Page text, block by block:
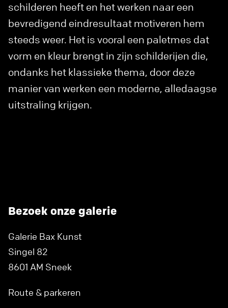
schilderen heeft en het werken naar een
bevredigend eindresultaat motiveren hem
steeds weer. Het is vooral een paletmes dat
vorm en kleur brengt in zijn schilderijen die,
ondanks het klassieke thema, door deze
manier van werken een moderne, alledaagse
uitstraling krijgen.
Bezoek onze galerie
Galerie Bax Kunst
Singel 82
8601 AM Sneek
Route & parkeren